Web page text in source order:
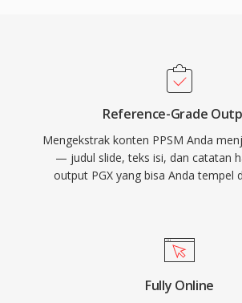
Reference-Grade
Mengekstrak konten PPSM Anda
— judul slide, teks isi, dan catatan
output PGX yang bisa Anda tempel
Fully Online